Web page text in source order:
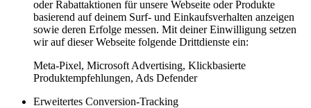
oder Rabattaktionen für unsere Webseite oder Produkte
basierend auf deinem Surf- und Einkaufsverhalten anzeigen
sowie deren Erfolge messen. Mit deiner Einwilligung setzen
wir auf dieser Webseite folgende Drittdienste ein:
Meta-Pixel, Microsoft Advertising, Klickbasierte
Produktempfehlungen, Ads Defender
Erweitertes Conversion-Tracking